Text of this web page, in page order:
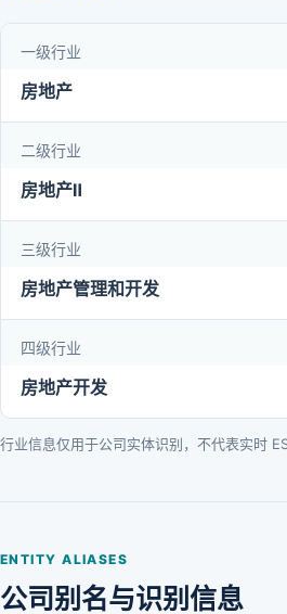
一级行业
房地产
二级行业
房地产Ⅱ
三级行业
房地产管理和开发
四级行业
房地产开发
行业信息仅用于公司实体识别，不代表实时
ENTITY ALIASES
公司别名与识别信息